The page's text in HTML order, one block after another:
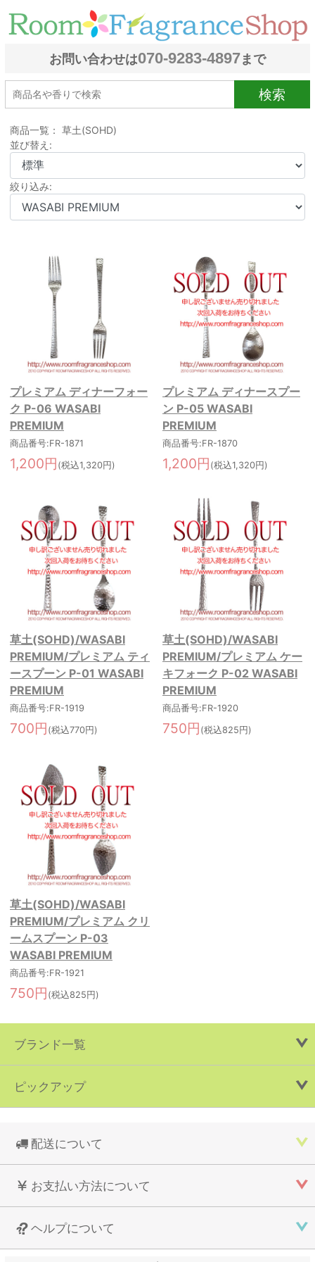
お問い合わせは070-9283-4897まで
検索
商品一覧： 草土(SOHD)
並び替え:
絞り込み:
プレミアム ディナーフォー
ク P-06 WASABI
PREMIUM
商品番号:FR-1871
1,200円 (税込1,320円)
プレミアム ディナースプー
ン P-05 WASABI
PREMIUM
商品番号:FR-1870
1,200円 (税込1,320円)
草土(SOHD)/WASABI
PREMIUM/プレミアム ティ
ースプーン P-01 WASABI
PREMIUM
商品番号:FR-1919
700円 (税込770円)
草土(SOHD)/WASABI
PREMIUM/プレミアム ケー
キフォーク P-02 WASABI
PREMIUM
商品番号:FR-1920
750円 (税込825円)
草土(SOHD)/WASABI
PREMIUM/プレミアム クリ
ームスプーン P-03
WASABI PREMIUM
商品番号:FR-1921
750円 (税込825円)
ブランド一覧
ピックアップ
配送について
お支払い方法について
ヘルプについて